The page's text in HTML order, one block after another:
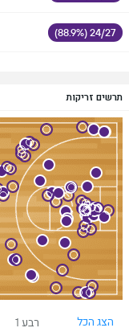
24/27 (88.9%)
תרשים זריקות
הצג הכל רבע 1